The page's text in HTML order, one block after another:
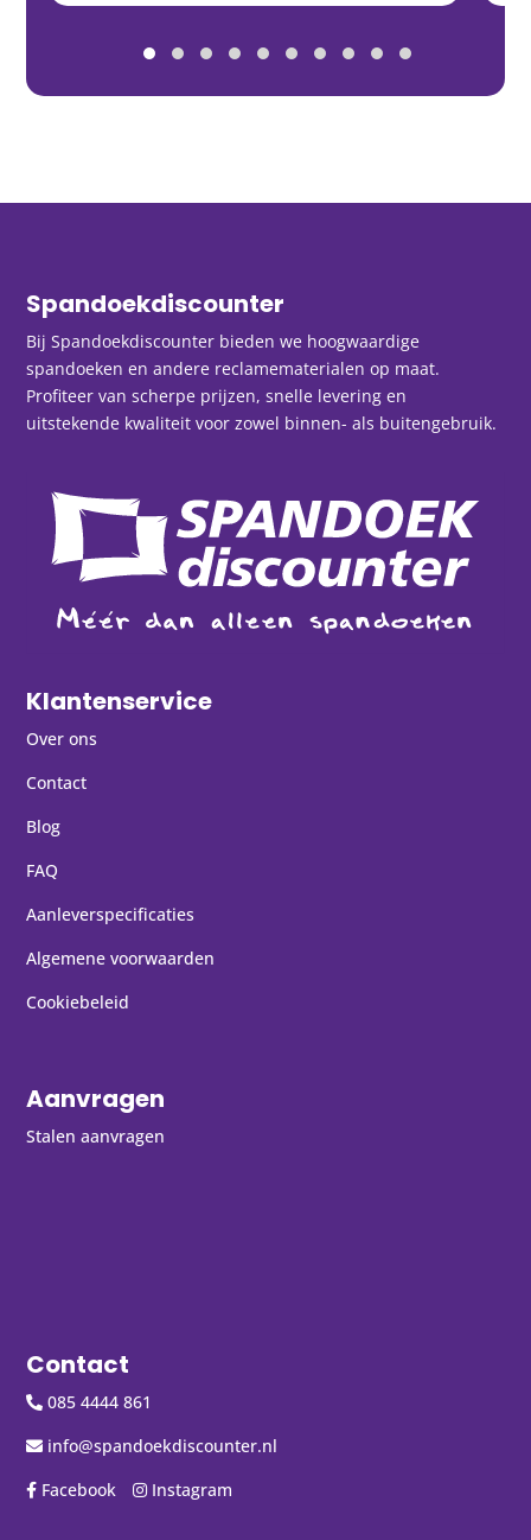
Spandoekdiscounter
Bij Spandoekdiscounter bieden we hoogwaardige
spandoeken en andere reclamematerialen op maat.
Profiteer van scherpe prijzen, snelle levering en
uitstekende kwaliteit voor zowel binnen- als buitengebruik.
Klantenservice
Over ons
Contact
Blog
FAQ
Aanleverspecificaties
Algemene voorwaarden
Cookiebeleid
Aanvragen
Stalen aanvragen
Contact
085 4444 861
info@spandoekdiscounter.nl
Facebook
Instagram